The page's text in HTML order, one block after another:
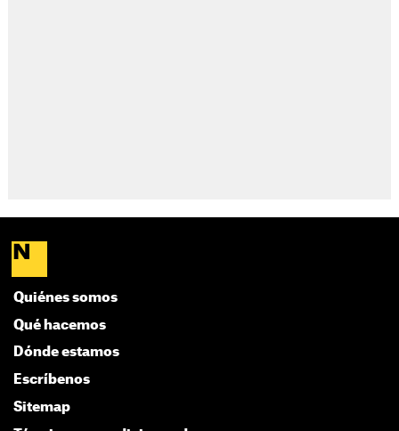
Quiénes somos
Qué hacemos
Dónde estamos
Escríbenos
Sitemap